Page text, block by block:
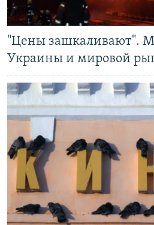
"Цены зашкаливают".
Украины и мировой